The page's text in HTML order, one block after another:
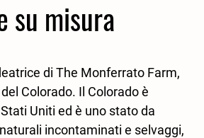
su misura
di The Monferrato Farm,
Colorado. Il Colorado è
Uniti ed è uno stato da
incontaminati e selvaggi,